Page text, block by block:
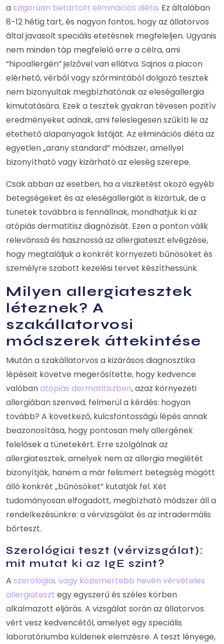
aszigorúan betartott eliminációs diéta. Ez általában
8-12 hétig tart, és nagyon fontos, hogy az állatorvos
által javasolt speciális etetésnek megfeleljen. Ugyanis
nem minden táp megfelelő erre a célra, ami
“hipoallergén” jelzővel van ellátva. Sajnos a piacon
elérhető, vérből vagy szőrmintából dolgozó tesztek
nem bizonyultak megbízhatónak az eleségallergia
kimutatására. Ezek a tesztek gyakran tévesen pozitív
eredményeket adnak, ami feleslegesen szűkíti le az
etethető alapanyagok listáját. Az eliminációs diéta az
egyetlen „arany standard” módszer, amellyel
bizonyítható vagy kizárható az eleség szerepe.
Csak abban az esetben, ha a viszketést okozó egyéb
betegségeket és az eleségallergiát is kizártuk, de a
tünetek továbbra is fennállnak, mondhatjuk ki az
atópiás dermatitisz diagnózisát. Ezen a ponton válik
relevánssá és hasznossá az allergiateszt elvégzése,
hogy megtaláljuk a konkrét környezeti bűnösöket és
személyre szabott kezelési tervet készíthessünk.
Milyen allergiatesztek
léteznek? A
szakállatorvosi
módszerek áttekintése
Miután a szakállatorvos a kizárásos diagnosztika
lépéseit követve megerősítette, hogy kedvence
valóbanatópiás dermatitiszben, azaz környezeti
allergiában szenved, felmerül a kérdés: hogyan
tovább? A következő, kulcsfontosságú lépés annak
beazonosítása, hogy pontosan mely allergének
felelősek a tünetekért. Erre szolgálnak az
allergiatesztek, amelyek nem az allergia meglétét
bizonyítják, hanem a már felismert betegség mögött
álló konkrét „bűnösöket” kutatják fel. Két
tudományosan elfogadott, megbízható módszer áll a
rendelkezésünkre: a vérvizsgálat és az intradermális
bőrteszt.
Szerológiai teszt (vérvizsgálat):
mit mutat ki az IgE szint?
A szerológiai, vagy közismertebb nevén vérvételes
allergiateszt egy egyszerű és széles körben
alkalmazott eljárás. A vizsgálat során az állatorvos
vért vesz kedvencétől, amelyet egy speciális
laboratóriumba küldenek elemzésre. A teszt lényege,